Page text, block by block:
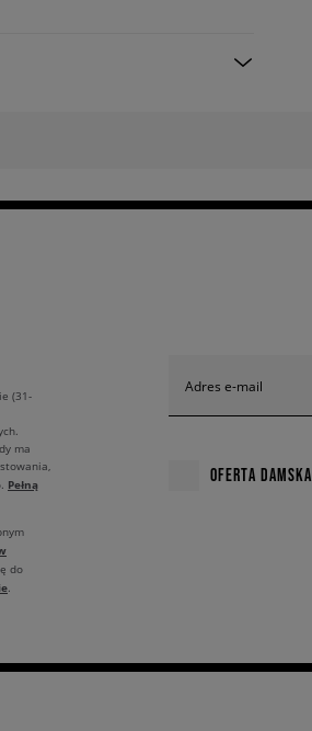
Adres e-mail
OFERTA DAMSKA
(31-
ma
Pełną
do
.